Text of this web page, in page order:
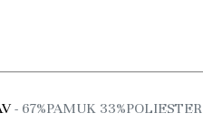
- 67%PAMUK 33%POLIESTER